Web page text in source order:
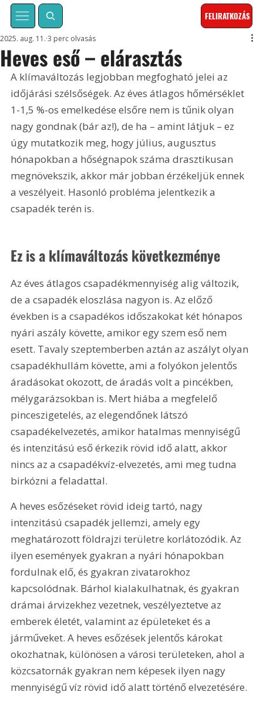
FELIRATKOZÁS
Heves eső – elárasztás
2025. aug. 11. 3 perc olvasás
A klímaváltozás legjobban megfogható jelei az
időjárási szélsőségek. Az éves átlagos hőmérséklet
1-1,5 %-os emelkedése elsőre nem is tűnik olyan
nagy gondnak (bár az!), de ha – amint látjuk – ez
úgy mutatkozik meg, hogy július, augusztus
hónapokban a hőségnapok száma drasztikusan
megnövekszik, akkor már jobban érzékeljük ennek
a veszélyeit. Hasonló probléma jelentkezik a
csapadék terén is.
Ez is a klímaváltozás következménye
Az éves átlagos csapadékmennyiség alig változik,
de a csapadék eloszlása nagyon is. Az előző
években is a csapadékos időszakokat két hónapos
nyári aszály követte, amikor egy szem eső nem
esett. Tavaly szeptemberben aztán az aszályt olyan
csapadékhullám követte, ami a folyókon jelentős
áradásokat okozott, de áradás volt a pincékben,
mélygarázsokban is. Mert hiába a megfelelő
pinceszigetelés, az elegendőnek látszó
csapadékelvezetés, amikor hatalmas mennyiségű
és intenzitású eső érkezik rövid idő alatt, akkor
nincs az a csapadékvíz-elvezetés, ami meg tudna
birkózni a feladattal.
A heves esőzéseket rövid ideig tartó, nagy
intenzitású csapadék jellemzi, amely egy
meghatározott földrajzi területre korlátozódik. Az
ilyen események gyakran a nyári hónapokban
fordulnak elő, és gyakran zivatarokhoz
kapcsolódnak. Bárhol kialakulhatnak, és gyakran
drámai árvizekhez vezetnek, veszélyeztetve az
emberek életét, valamint az épületeket és a
járműveket. A heves esőzések jelentős károkat
okozhatnak, különösen a városi területeken, ahol a
közcsatornák gyakran nem képesek ilyen nagy
mennyiségű víz rövid idő alatt történő elvezetésére.